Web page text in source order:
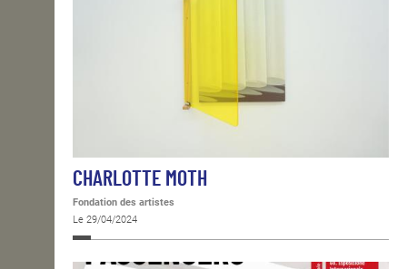
CHARLOTTE MOTH
Fondation des artistes
Le 29/04/2024